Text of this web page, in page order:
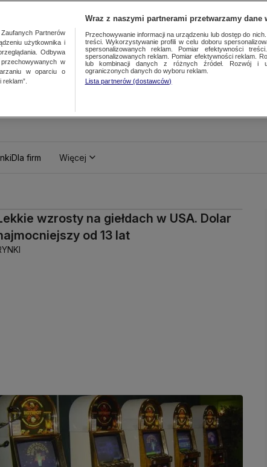
Dla firm Więcej
wzrosty na giełdach w USA. Dolar
od 13 lat
Zaufanych Partnerów
użytkownika i
Odbywa
w
w oparciu o
Wraz z naszymi partnerami przetwarzamy dane
Przechowywanie informacji na urządzeniu lub dostęp do
treści. Wykorzystywanie profili w celu doboru
spersonalizowanych reklam. Pomiar efektywności
spersonalizowanych reklam. Pomiar efektywności reklam.
lub kombinacji danych z różnych źródeł. Rozwój i
ograniczonych danych do wyboru reklam.
Lista partnerów (dostawców)